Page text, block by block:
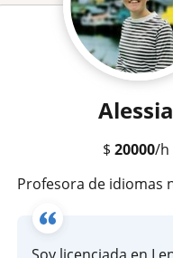
Alessia
$ 20000/h
Profesora de idiomas